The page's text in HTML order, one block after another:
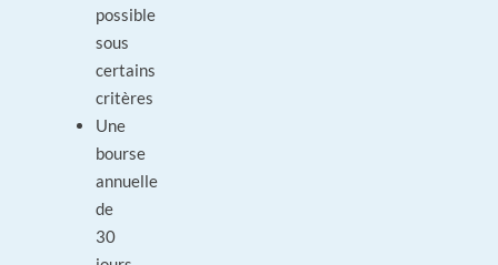
possible
sous
certains
critères
Une
bourse
annuelle
de
30